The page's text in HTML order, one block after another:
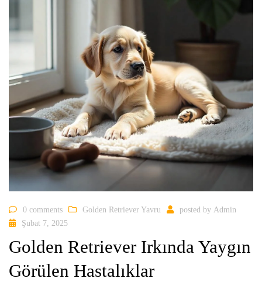
0 comments Golden Retriever Yavru posted by Admin
Şubat 7, 2025
Golden Retriever Irkında Yaygın
Görülen Hastalıklar